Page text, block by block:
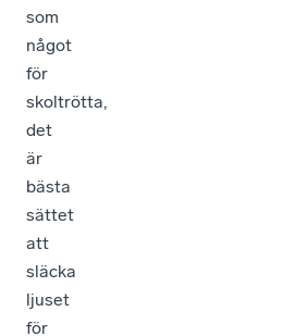
som
något
för
skoltrötta,
det
är
bästa
sättet
att
släcka
ljuset
för